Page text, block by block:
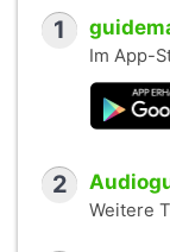
1
Im App-
2
Weitere